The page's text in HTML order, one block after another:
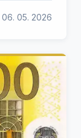
06. 05. 2026